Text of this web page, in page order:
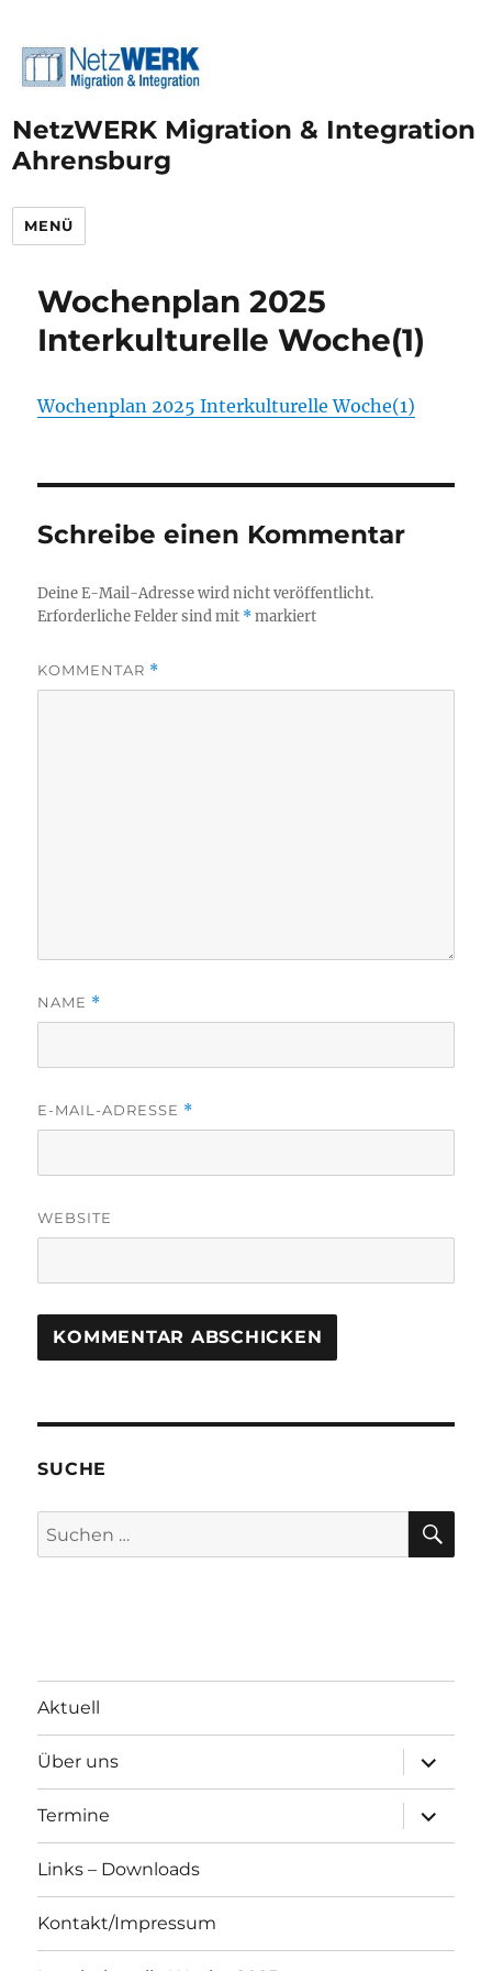
NetzWERK Migration & Integration
Ahrensburg
MENÜ
Wochenplan 2025
Interkulturelle Woche(1)
Wochenplan 2025 Interkulturelle Woche(1)
Schreibe einen Kommentar
Deine E-Mail-Adresse wird nicht veröffentlicht.
Erforderliche Felder sind mit *markiert
KOMMENTAR *
NAME *
E-MAIL-ADRESSE *
WEBSITE
SUCHE
Suchen
nach:
Aktuell
Über uns
öffnen
Termine
öffnen
Links – Downloads
Kontakt/Impressum